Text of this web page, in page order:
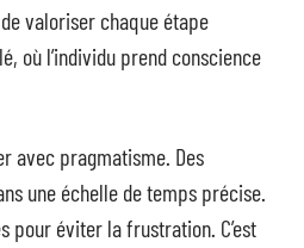
valoriser chaque étape
où l’individu prend conscience
avec pragmatisme. Des
une échelle de temps précise.
pour éviter la frustration. C’est